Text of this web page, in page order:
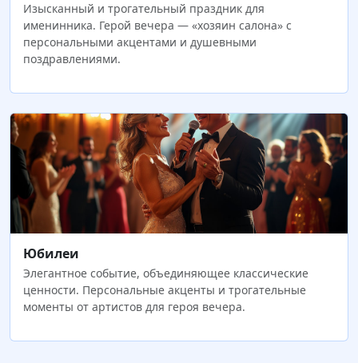
Изысканный и трогательный праздник для
именинника. Герой вечера — «хозяин салона» с
персональными акцентами и душевными
поздравлениями.
Юбилеи
Элегантное событие, объединяющее классические
ценности. Персональные акценты и трогательные
моменты от артистов для героя вечера.